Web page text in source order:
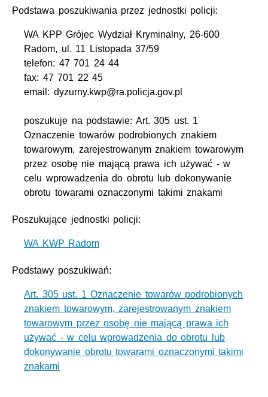
Podstawa poszukiwania przez jednostki policji:
WA KPP Grójec Wydział Kryminalny, 26-600
Radom, ul. 11 Listopada 37/59
telefon: 47 701 24 44
fax: 47 701 22 45
email: dyzurny.kwp@ra.policja.gov.pl
poszukuje na podstawie: Art. 305 ust. 1
Oznaczenie towarów podrobionych znakiem
towarowym, zarejestrowanym znakiem towarowym
przez osobę nie mającą prawa ich używać - w
celu wprowadzenia do obrotu lub dokonywanie
obrotu towarami oznaczonymi takimi znakami
Poszukujące jednostki policji:
WA KWP Radom
Podstawy poszukiwań:
Art. 305 ust. 1 Oznaczenie towarów podrobionych
znakiem towarowym, zarejestrowanym znakiem
towarowym przez osobę nie mającą prawa ich
używać - w celu wprowadzenia do obrotu lub
dokonywanie obrotu towarami oznaczonymi takimi
znakami